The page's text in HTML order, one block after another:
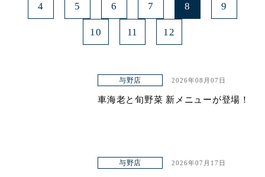
4 5 6 7 8 9
10 11 12
与野店 2026年08月07日
車海老と旬野菜 新メニューが登場！
与野店 2026年07月17日